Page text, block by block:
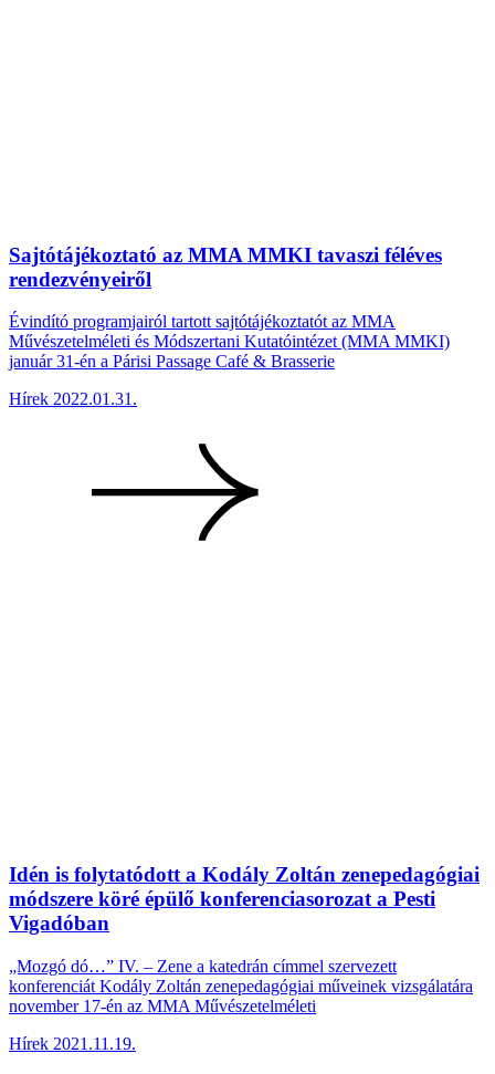
Sajtótájékoztató az MMA MMKI tavaszi féléves
rendezvényeiről
Évindító programjairól tartott sajtótájékoztatót az MMA
Művészetelméleti és Módszertani Kutatóintézet (MMA MMKI)
január 31-én a Párisi Passage Café & Brasserie
Hírek 2022.01.31.
Idén is folytatódott a Kodály Zoltán zenepedagógiai
módszere köré épülő konferenciasorozat a Pesti
Vigadóban
„Mozgó dó…” IV. – Zene a katedrán címmel szervezett
konferenciát Kodály Zoltán zenepedagógiai műveinek vizsgálatára
november 17-én az MMA Művészetelméleti
Hírek 2021.11.19.